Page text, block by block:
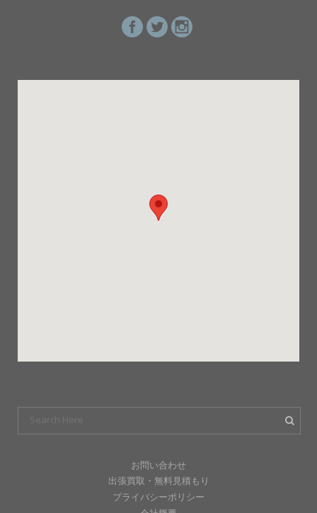
お問い合わせ
出張買取・無料見積もり
プライバシーポリシー